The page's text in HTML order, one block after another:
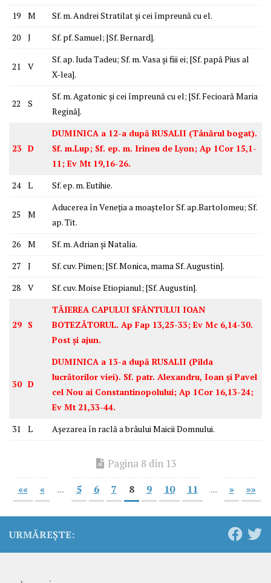
19
M
Sf. m. Andrei Stratilat și cei împreună cu el.
20
J Sf. pf. Samuel; [Sf. Bernard].
21 V
Sf. ap. Iuda Tadeu; Sf. m. Vasa și fiii ei; [Sf. papă Pius al
X-lea].
22 S
Sf. m. Agatonic și cei împreună cu el; [Sf. Fecioară Maria
Regină].
23 D
DUMINICA a 12-a după RUSALII (Tânărul bogat).
Sf. m.Lup; Sf. ep. m. Irineu de Lyon; Ap 1Cor 15,1-
11; Ev Mt 19,16-26.
24
L Sf. ep. m. Eutihie.
25 M
Aducerea în Veneția a moaștelor Sf. ap.Bartolomeu; Sf.
ap. Tit.
26
M
Sf. m. Adrian și Natalia.
27
J
Sf. cuv. Pimen; [Sf. Monica, mama Sf. Augustin].
28
V Sf. cuv. Moise Etiopianul; [Sf. Augustin].
29 S
TĂIEREA CAPULUI SFÂNTULUI IOAN
BOTEZĂTORUL. Ap Fap 13,25-33; Ev Mc 6,14-30.
Post și ajun.
30 D
DUMINICA a 13-a după RUSALII (Pilda
lucrătorilor viei). Sf. patr. Alexandru, Ioan și Pavel
cel Nou ai Constantinopolului; Ap 1Cor 16,13-24;
Ev Mt 21,33-44.
31
L Așezarea în raclă a brâului Maicii Domnului.
Pagina 8 din 13
«« « ... 5 6 7 8 9 10 11 ... » »»
URMĂREȘTE: